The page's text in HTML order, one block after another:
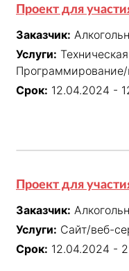
Проект для
Заказчик:
Услуги:
Программирование/
Срок: 12.04.2024 -
Проект для
Заказчик:
Услуги: Сайт/веб-
Срок: 12.04.2024 -